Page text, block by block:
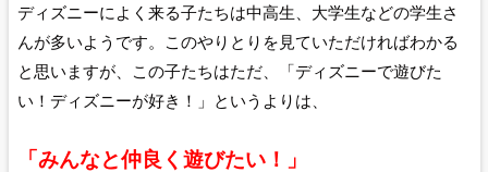
ディズニーによく来る子たちは中高生、大学生などの学生さ
んが多いようです。このやりとりを見ていただければわかる
と思いますが、この子たちはただ、「ディズニーで遊びた
い！ディズニーが好き！」というよりは、
「みんなと仲良く遊びたい！」